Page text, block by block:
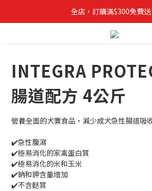
全店，訂購滿$300免費
✨立即登記成為VIPETS會員📝購物儲
INTEGRA
腸道配方 4公斤
營養全面的犬寶食品，減少成犬急性腸道吸
✔️急性腹瀉
✔️極易消化的家禽蛋白質
✔️極易消化的米和玉米
✔️鈉和鉀含量增加
✔️不含麩質